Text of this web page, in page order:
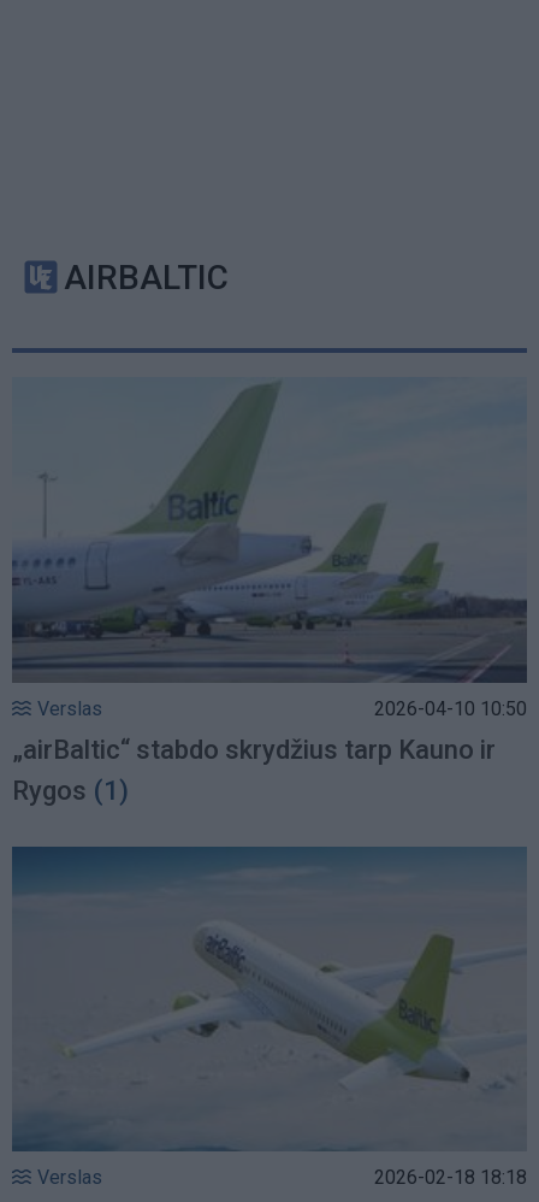
AIRBALTIC
Verslas 2026-04-10 10:50
„airBaltic“ stabdo skrydžius tarp Kauno ir
Rygos (1)
Verslas 2026-02-18 18:18